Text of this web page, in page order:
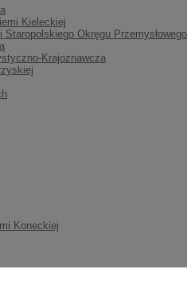
Kieleckiej
Okręgu Przemysłowego
Krajoznawcza
Koneckiej